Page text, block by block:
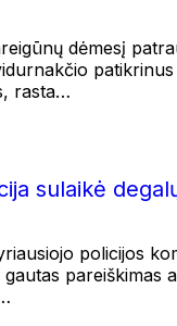
dėmesį
rasta…
sulaikė
policijos
pareiškimas